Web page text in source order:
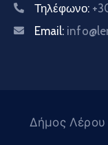
Τηλέφωνο:
Email:
Δήμος Λέρου